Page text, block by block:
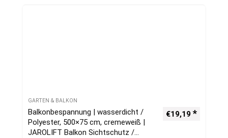
GARTEN & BALKON
Balkonbespannung | wasserdicht /
Polyester, 500×75 cm, cremeweiß |
JAROLIFT Balkon Sichtschutz /
€19,19